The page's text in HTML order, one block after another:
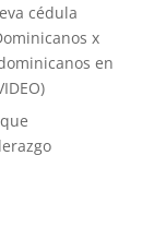
cédula
x
en